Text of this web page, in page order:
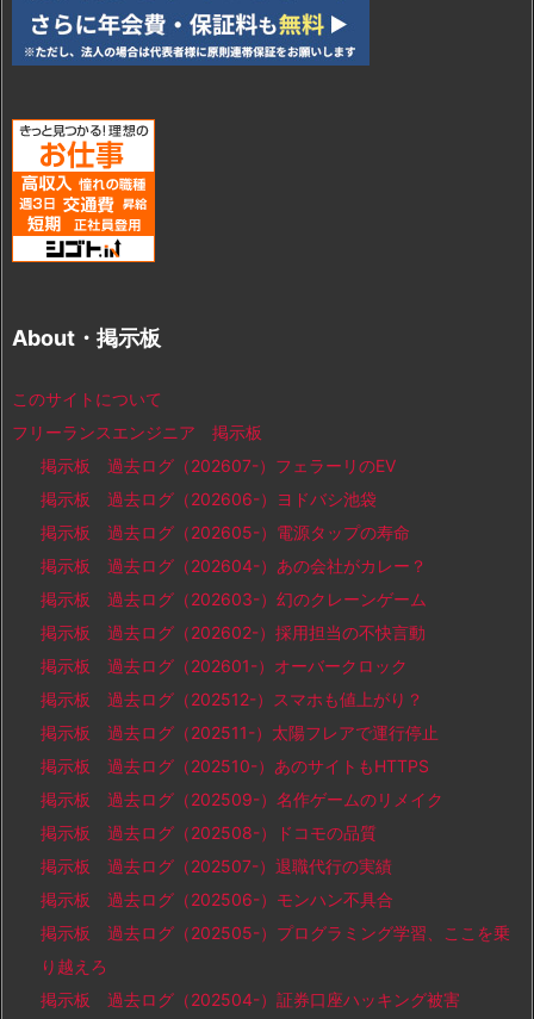
About・掲示板
このサイトについて
フリーランスエンジニア 掲示板
掲示板 過去ログ（202607-）フェラーリのEV
掲示板 過去ログ（202606-）ヨドバシ池袋
掲示板 過去ログ（202605-）電源タップの寿命
掲示板 過去ログ（202604-）あの会社がカレー？
掲示板 過去ログ（202603-）幻のクレーンゲーム
掲示板 過去ログ（202602-）採用担当の不快言動
掲示板 過去ログ（202601-）オーバークロック
掲示板 過去ログ（202512-）スマホも値上がり？
掲示板 過去ログ（202511-）太陽フレアで運行停止
掲示板 過去ログ（202510-）あのサイトもHTTPS
掲示板 過去ログ（202509-）名作ゲームのリメイク
掲示板 過去ログ（202508-）ドコモの品質
掲示板 過去ログ（202507-）退職代行の実績
掲示板 過去ログ（202506-）モンハン不具合
掲示板 過去ログ（202505-）プログラミング学習、ここを乗
り越えろ
掲示板 過去ログ（202504-）証券口座ハッキング被害